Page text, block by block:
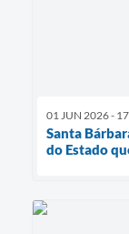
01 JUN 2026 -
Santa
do Estado